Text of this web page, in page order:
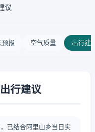
议
预报 空气质量 出行建
行建议
已结合阿里山乡当日实